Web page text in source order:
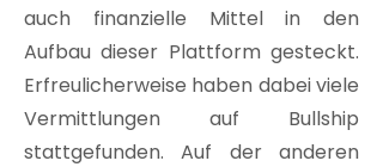
auch finanzielle Mittel in den
Aufbau dieser Plattform gesteckt.
Erfreulicherweise haben dabei viele
Vermittlungen auf Bullship
stattgefunden. Auf der anderen